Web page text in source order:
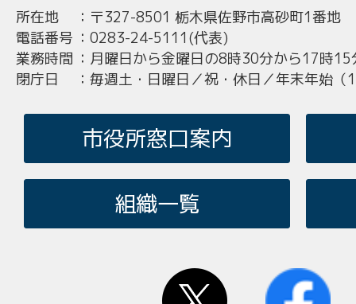
所在地 ： 〒327-8501 栃木県佐野市高砂町1番地
電話番号 ： 0283-24-5111(代表)
業務時間 ： 月曜日から金曜日の8時30分から17時15
閉庁日
： 毎週土・日曜日／祝・休日／年末年始
市役所窓口案内
組織一覧